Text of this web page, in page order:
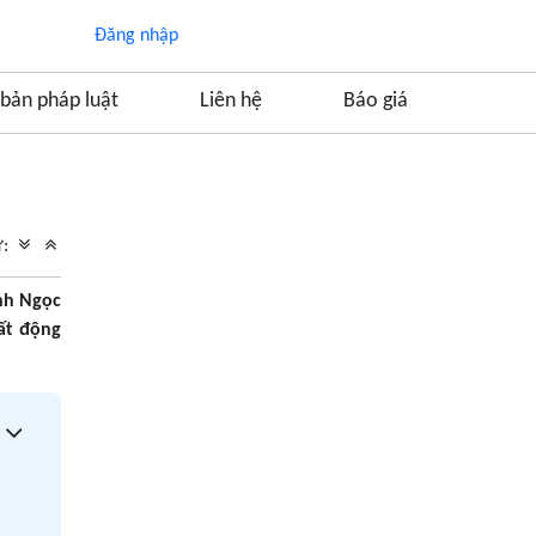
Đăng nhập
pháp luật Liên hệ Báo giá
Ngọc
động